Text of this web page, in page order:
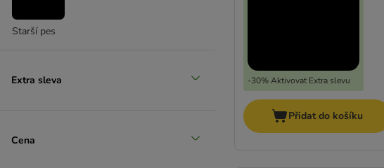
Starší pes
Extra sleva
Cena
-30% Aktivovat Extra slevu
Přidat do košíku